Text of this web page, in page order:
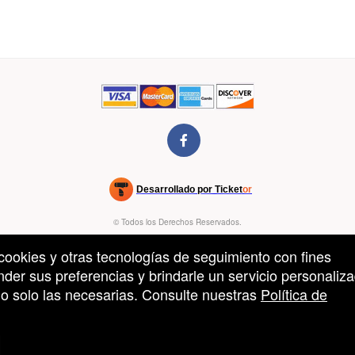
Desarrollado por Ticketor
Software de venta de entradas y taquilla para recintos, teatros y
© Todos los Derechos Reservados.
50.28.84.148
y otras tecnologías de seguimiento con fines
sus preferencias y brindarle un servicio
solo las necesarias. Consulte nuestras Política de